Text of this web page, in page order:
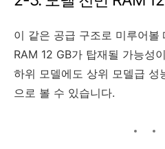
이 같은 공급 구조로 미루어볼
RAM 12 GB가 탑재될 가능성
하위 모델에도 상위 모델급 성
으로 볼 수 있습니다.